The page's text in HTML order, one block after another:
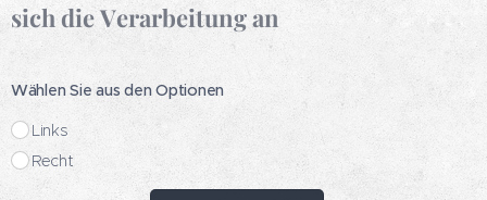
sich die Verarbeitung an
Wählen Sie aus den Optionen
Links
Recht